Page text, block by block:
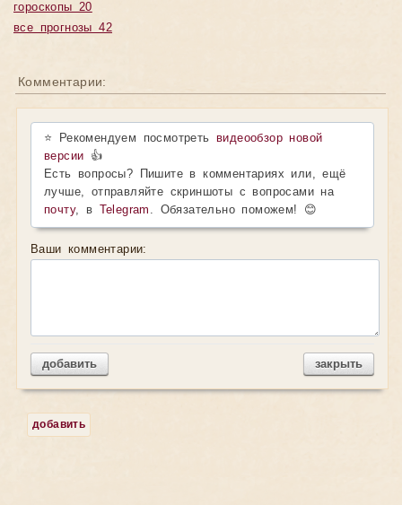
гороскопы 20
все прогнозы 42
Комментарии:
⭐ Рекомендуем посмотретьвидеообзор новой
версии 👍
Есть вопросы? Пишите в комментариях или, ещё
лучше, отправляйте скриншоты с вопросами на
почту, в Telegram . Обязательно поможем! 😊
Ваши комментарии:
добавить закрыть
добавить